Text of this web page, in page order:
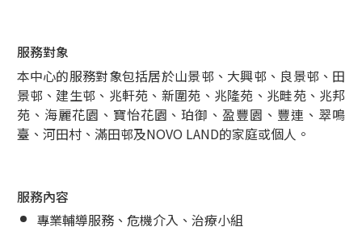
服務對象
本中心的服務對象包括居於山景邨、大興邨、良景邨、田
景邨、建生邨、兆軒苑、新圍苑、兆隆苑、兆畦苑、兆邦
苑、海麗花園、寶怡花園、珀御、盈豐園、豐連、翠鳴
臺、河田村、滿田邨及NOVO LAND的家庭或個人。
服務內容
專業輔導服務、危機介入、治療小組